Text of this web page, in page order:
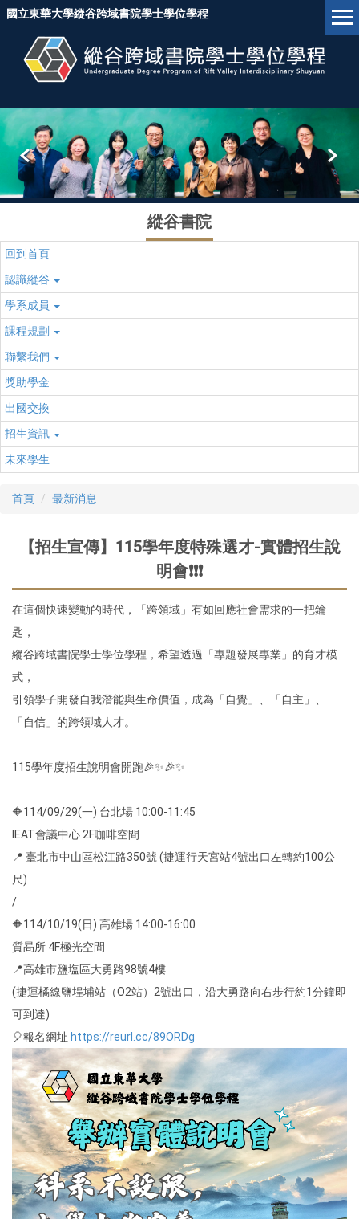
跳
區
塊
國立東華大學縱谷跨域書院學士學位學程
縱谷書院
回到首頁
認識縱谷
學系成員
課程規劃
聯繫我們
獎助學金
出國交換
招生資訊
未來學生
首頁 最新消息
【招生宣傳】115學年度特殊選才-實體招生說
明會❗❗❗
在這個快速變動的時代，「跨領域」有如回應社會需求的一把鑰
匙，
縱谷跨域書院學士學位學程，希望透過「專題發展專業」的育才模
式，
引領學子開發自我潛能與生命價值，成為「自覺」、「自主」、
「自信」的跨領域人才。
115學年度招生說明會開跑🎉✨🎉✨
🔶114/09/29(一) 台北場 10:00-11:45
IEAT會議中心 2F咖啡空間
📍 臺北市中山區松江路350號 (捷運行天宮站4號出口左轉約100公
尺)
/
🔶114/10/19(日) 高雄場 14:00-16:00
質晑所 4F極光空間
📍高雄市鹽塩區大勇路98號4樓
(捷運橘線鹽埕埔站（O2站）2號出口，沿大勇路向右步行約1分鐘即
可到達)
🎈報名網址 https://reurl.cc/89ORDg